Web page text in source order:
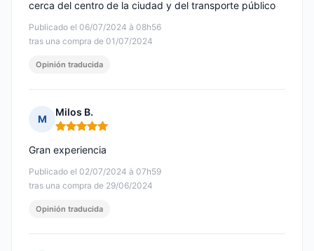
Publicado el 06/07/2024 à 08h56
tras una compra de 01/07/2024
cerca del centro de la ciudad y del transporte público
Opinión traducida
M
Milos B.
Nota: 5 de 5
Publicado el 02/07/2024 à 07h59
tras una compra de 29/06/2024
Gran experiencia
Opinión traducida